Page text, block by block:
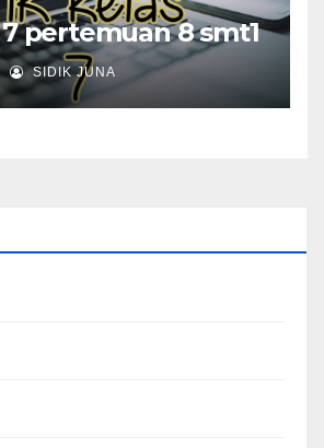
pertemuan 8 smt1
SIDIK JUNA